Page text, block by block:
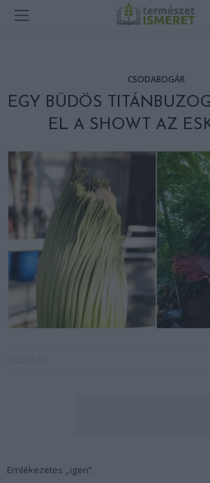
CSODABOGÁR
EGY BÜDÖS
EL A SHOWT AZ
Emlékezetes „igen”.